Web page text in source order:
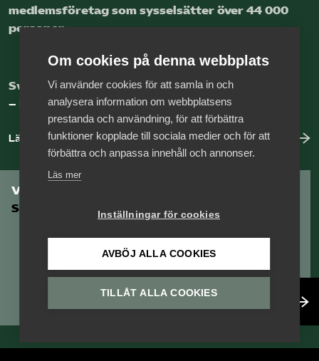
medlems­företag som sysselsätter över 44 000
personer.
Sveriges nya basnäring
– landets främsta integrationsmotor.
Läs mer om oss
Vill du vara en del av
Serviceföretagen?
Om cookies på denna webbplats
Vi använder cookies för att samla in och
analysera information om webbplatsens
prestanda och användning, för att förbättra
funktioner kopplade till sociala medier och för att
förbättra och anpassa innehåll och annonser.
Läs mer
Inställningar för cookies
AVBÖJ ALLA COOKIES
TILLÅT ALLA COOKIES